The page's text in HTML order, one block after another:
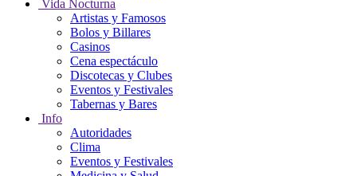
Vida Nocturna
Artistas y Famosos
Bolos y Billares
Casinos
Cena espectáculo
Discotecas y Clubes
Eventos y Festivales
Tabernas y Bares
Info
Autoridades
Clima
Eventos y Festivales